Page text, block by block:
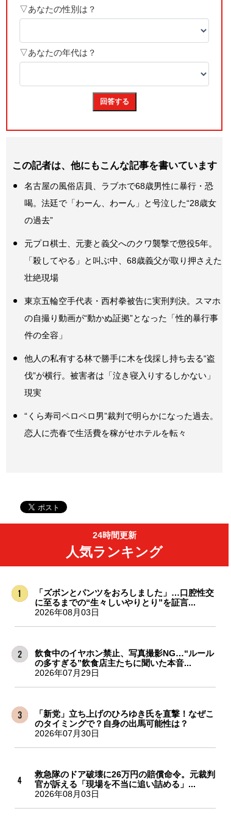
この記者は、他にもこんな記事を書いています
名古屋の風俗店員、ラブホで68歳男性に暴行・恐
喝。法廷で「わーん、わーん」と号泣した“28歳女
の過去”
元プロ棋士、元妻と義父へのクワ襲撃で懲役5年。
「殺してやる」と叫ぶ中、68歳義父が取り押さえた
壮絶現場
東京五輪空手代表・西村拳被告に実刑判決。スマホ
の自撮り動画が“動かぬ証拠”となった「性的暴行事
件の全容」
他人の私有する林で勝手に木を伐採し持ち去る“盗
伐”が横行。被害者は「泣き寝入りするしかない」
現実
“くら寿司ペロペロ男”裁判で明らかになった過去。
恋人に売春で生活費を稼がせホテルを転々
24時間更新
人気ランキング
「ズボンとパンツをおろしました」…口腔性交
に至るまでの“生々しいやりとり”を証言...
2026年08月03日
飲食中のイヤホン禁止、写真撮影NG…“ルール
の多すぎる”飲食店主たちに聞いた本音...
2026年07月29日
「新党」立ち上げのひろゆき氏を直撃！なぜこ
のタイミングで？自身の出馬可能性は？
2026年07月30日
救急隊のドア破壊に26万円の賠償命令。元裁判
官が訴える「現場を不当に追い詰める」...
2026年08月03日